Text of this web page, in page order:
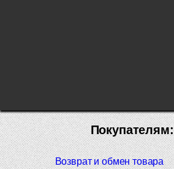
Покупателям:
Возврат и обмен товара